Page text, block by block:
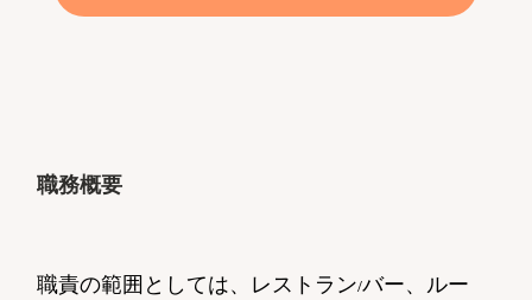
職務概要
職責の範囲としては、レストラン/バー、ルー